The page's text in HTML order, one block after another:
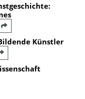
Künstler